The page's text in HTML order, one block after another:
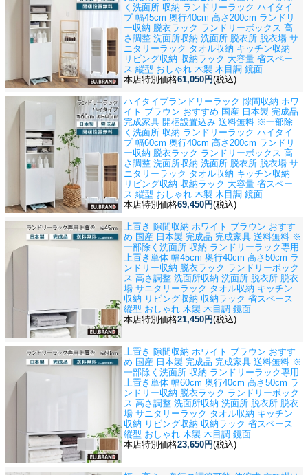
く 洗面所 収納 ランドリーラック ハイタイ
プ 幅45cm 奥行40cm 高さ200cm ランドリ
ー収納 脱衣ラック ランドリーボックス 高
さ調整 洗面所収納 洗面所 脱衣所 脱衣場 サ
ニタリーラック タオル収納 キッチン収納
リビング収納 収納ラック 大容量 省スペー
ス 縦型 おしゃれ 木製 木目調 鏡面
本店特別価格61,050円(税込)
ハイタイプランドリーラック 隙間収納 ホワ
イト ブラウン おすすめ 国産 日本製 完成品
完成家具 開梱設置込み 送料無料 ※一部除
く 洗面所 収納 ランドリーラック ハイタイ
プ 幅60cm 奥行40cm 高さ200cm ランドリ
ー収納 脱衣ラック ランドリーボックス 高
さ調整 洗面所収納 洗面所 脱衣所 脱衣場 サ
ニタリーラック タオル収納 キッチン収納
リビング収納 収納ラック 大容量 省スペー
ス 縦型 おしゃれ 木製 木目調 鏡面
本店特別価格69,450円(税込)
上置き 隙間収納 ホワイト ブラウン おすす
め 国産 日本製 完成品 完成家具 送料無料 ※
一部除く 洗面所 収納 ランドリーラック専用
上置き単体 幅45cm 奥行40cm 高さ50cm ラ
ンドリー収納 脱衣ラック ランドリーボック
ス 高さ調整 洗面所収納 洗面所 脱衣所 脱衣
場 サニタリーラック タオル収納 キッチン
収納 リビング収納 収納ラック 省スペース
縦型 おしゃれ 木製 木目調 鏡面
本店特別価格21,450円(税込)
上置き 隙間収納 ホワイト ブラウン おすす
め 国産 日本製 完成品 完成家具 送料無料 ※
一部除く 洗面所 収納 ランドリーラック専用
上置き単体 幅60cm 奥行40cm 高さ50cm ラ
ンドリー収納 脱衣ラック ランドリーボック
ス 高さ調整 洗面所収納 洗面所 脱衣所 脱衣
場 サニタリーラック タオル収納 キッチン
収納 リビング収納 収納ラック 省スペース
縦型 おしゃれ 木製 木目調 鏡面
本店特別価格23,650円(税込)